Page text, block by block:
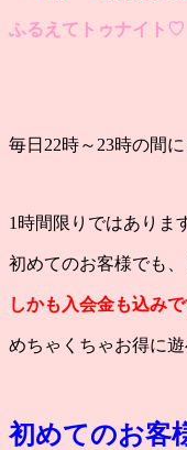
ふるえてトゥナイト♡
毎日22時～23時の間
1時間限りではありま
初めてのお客様でも
しかも入会金も込みで
めちゃくちゃお得に
初めてのお客